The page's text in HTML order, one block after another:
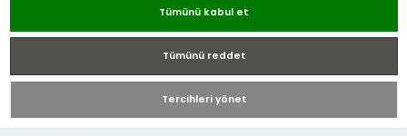
Tümünü kabul et
Tümünü reddet
Tercihleri yönet